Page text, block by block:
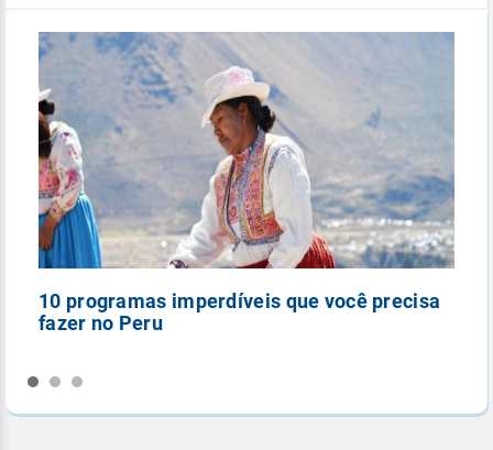
10 programas imperdíveis que você precisa
fazer no Peru